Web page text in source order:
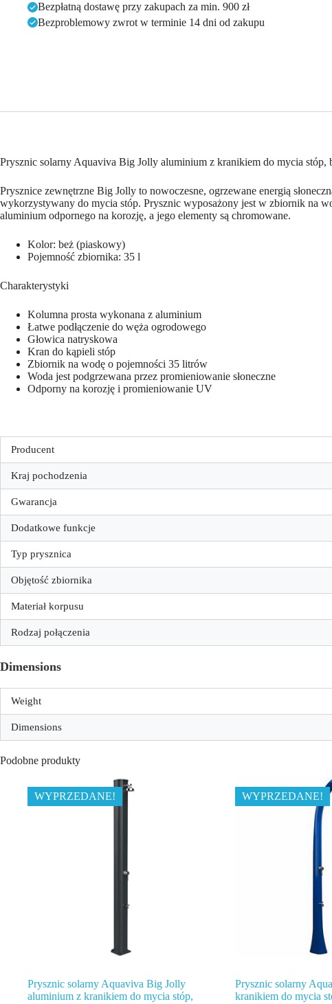
Bezpłatną dostawę przy zakupach za min. 900 zł
Bezproblemowy zwrot w terminie 14 dni od zakupu
Prysznic solarny Aquaviva Big Jolly aluminium z kranikiem do mycia stóp,
Prysznice zewnętrzne Big Jolly to nowoczesne, ogrzewane energią
wykorzystywany do mycia stóp. Prysznic wyposażony jest w zbiornik na
aluminium odpornego na korozję, a jego elementy są chromowane.
Kolor: beż (piaskowy)
Pojemność zbiornika: 35 l
Charakterystyki
Kolumna prosta wykonana z aluminium
Łatwe podłączenie do węża ogrodowego
Głowica natryskowa
Kran do kąpieli stóp
Zbiornik na wodę o pojemności 35 litrów
Woda jest podgrzewana przez promieniowanie słoneczne
Odporny na korozję i promieniowanie UV
Producent
Kraj pochodzenia
Gwarancja
Dodatkowe funkcje
Typ prysznica
Objętość zbiornika
Materiał korpusu
Rodzaj połączenia
Dimensions
Weight
Dimensions
Podobne produkty
WYPRZEDANE!
Prysznic solarny Aquaviva Big Jolly
aluminium z kranikiem do mycia stóp,
WYPRZEDANE!
Prysznic solarny
kranikiem do mycia